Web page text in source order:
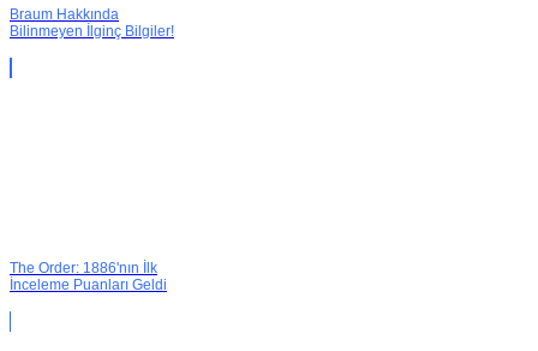
Braum Hakkında
Bilinmeyen İlginç Bilgiler!
The Order: 1886'nın İlk
İnceleme Puanları Geldi